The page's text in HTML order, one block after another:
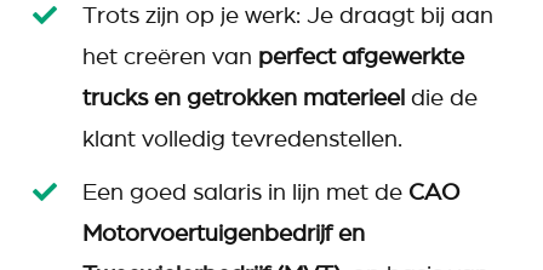
Trots zijn op je werk: Je draagt bij aan
het creëren van perfect afgewerkte
trucks en getrokken materieel die de
klant volledig tevredenstellen.
Een goed salaris in lijn met de CAO
Motorvoertuigenbedrijf en